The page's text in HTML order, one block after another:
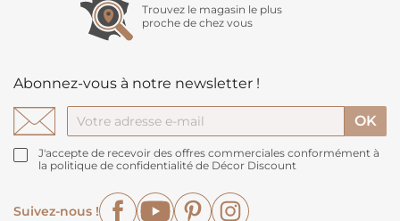
Trouvez le magasin le plus
proche de chez vous
Abonnez-vous à notre newsletter !
J'accepte de recevoir des offres commerciales conformément à
la politique de confidentialité de Décor Discount
Suivez-nous !
FacebookYouTubePinterest